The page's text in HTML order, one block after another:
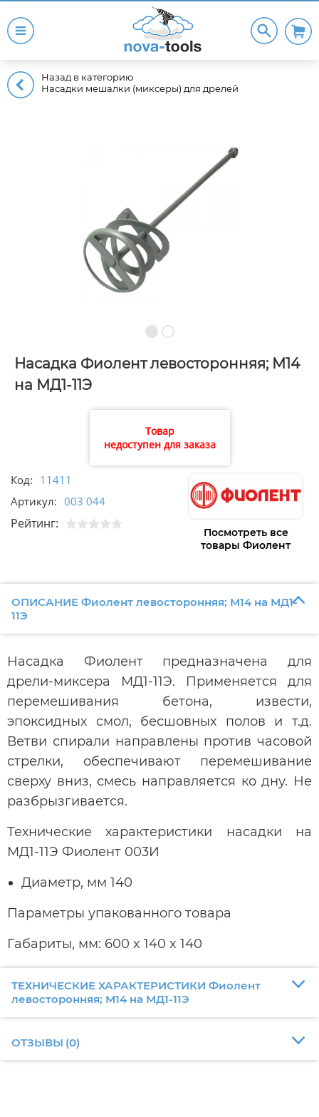
Назад в категорию
Насадки мешалки (миксеры) для дрелей
Насадка Фиолент левосторонняя; М14
на МД1-11Э
Товар
недоступен для заказа
Код: 11411
Артикул: 003 044
Рейтинг:
Посмотреть все
товары Фиолент
ОПИСАНИЕ Фиолент левосторонняя; М14 на МД1-
11Э
Насадка Фиолент предназначена для
дрели-миксера МД1-11Э. Применяется для
перемешивания бетона, извести,
эпоксидных смол, бесшовных полов и т.д.
Ветви спирали направлены против часовой
стрелки, обеспечивают перемешивание
сверху вниз, смесь направляется ко дну. Не
разбрызгивается.
Технические характеристики насадки на
МД1-11Э Фиолент 003И
Диаметр, мм 140
Параметры упакованного товара
Габариты, мм: 600 x 140 x 140
ТЕХНИЧЕСКИЕ ХАРАКТЕРИСТИКИ Фиолент
левосторонняя; М14 на МД1-11Э
ОТЗЫВЫ (0)